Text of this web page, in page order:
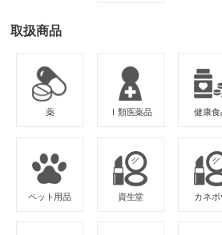
取扱商品
薬 Ⅰ類医薬品 健康食
ペット用品 資生堂 カネボ